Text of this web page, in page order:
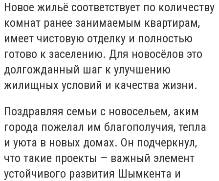
Новое жильё соответствует по количеству
комнат ранее занимаемым квартирам,
имеет чистовую отделку и полностью
готово к заселению. Для новосёлов это
долгожданный шаг к улучшению
жилищных условий и качества жизни.
Поздравляя семьи с новосельем, аким
города пожелал им благополучия, тепла
и уюта в новых домах. Он подчеркнул,
что такие проекты — важный элемент
устойчивого развития Шымкента и